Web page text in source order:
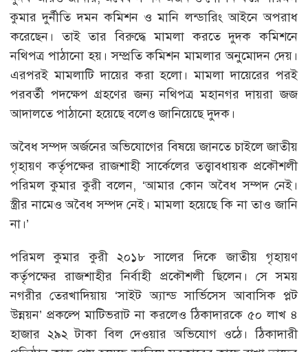
কুমার দুর্নীতি দমন কমিশন ও মানি লন্ডারিং আইনে অপরাধ
করেছেন। তাই তার বিরুদ্ধে মামলা করতে দুদক কমিশনে
নথিপত্র পাঠানো হয়। সম্প্রতি কমিশন মামলার অনুমোদন দেয়।
এরপরই মামলাটি দায়ের করা হলো। মামলা দায়েরের পরই
পরবর্তী পদক্ষেপ গ্রহণের জন্য নথিপত্র মহানগর দায়রা জজ
আদালতে পাঠানো হয়েছে বলেও জানিয়েছে দুদক।
অবৈধ সম্পদ অর্জনের অভিযোগের বিষয়ে জানতে চাইলে জাতীয়
গৃহায়ণ কর্তৃপক্ষের রাজশাহী সার্কেলের তত্ত্বাবধায়ক প্রকৌশলী
পরিমল কুমার কুরী বলেন, ‘আমার কোন অবৈধ সম্পদ নেই।
স্ত্রীর নামেও অবৈধ সম্পদ নেই। মামলা হয়েছে কি না তাও জানি
না।’
পরিমল কুমার কুরী ২০১৮ সালের দিকে জাতীয় গৃহায়ণ
কর্তৃপক্ষের রাজশাহীর নির্বাহী প্রকৌশলী ছিলেন। সে সময়
নগরীর তেরখাদিয়ায় ‘সাইট অ্যান্ড সার্ভিসেস আবাসিক প্লট
উন্নয়ন’ প্রকল্পে মাটিভরাট না করলেও ঠিকাদারকে ৫০ লাখ ৪
হাজার ২৯২ টাকা বিল দেওয়ার অভিযোগ ওঠে। ঠিকাদারী